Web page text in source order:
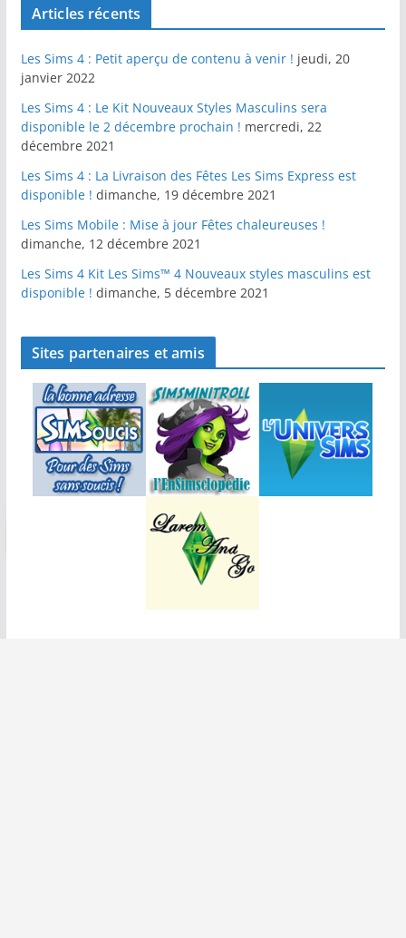
Articles récents
Les Sims 4 : Petit aperçu de contenu à venir ! jeudi, 20
janvier 2022
Les Sims 4 : Le Kit Nouveaux Styles Masculins sera
disponible le 2 décembre prochain ! mercredi, 22
décembre 2021
Les Sims 4 : La Livraison des Fêtes Les Sims Express est
disponible ! dimanche, 19 décembre 2021
Les Sims Mobile : Mise à jour Fêtes chaleureuses !
dimanche, 12 décembre 2021
Les Sims 4 Kit Les Sims™ 4 Nouveaux styles masculins est
disponible ! dimanche, 5 décembre 2021
Sites partenaires et amis